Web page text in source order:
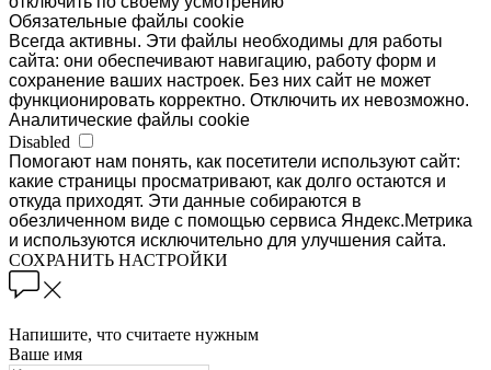
Обязательные файлы cookie
Всегда активны. Эти файлы необходимы для работы
сайта: они обеспечивают навигацию, работу форм и
сохранение ваших настроек. Без них сайт не может
функционировать корректно. Отключить их невозможно.
Аналитические файлы cookie
Disabled
Помогают нам понять, как посетители используют сайт:
какие страницы просматривают, как долго остаются и
откуда приходят. Эти данные собираются в
обезличенном виде с помощью сервиса Яндекс.Метрика
и используются исключительно для улучшения сайта.
СОХРАНИТЬ НАСТРОЙКИ
Напишите, что считаете нужным
Ваше имя